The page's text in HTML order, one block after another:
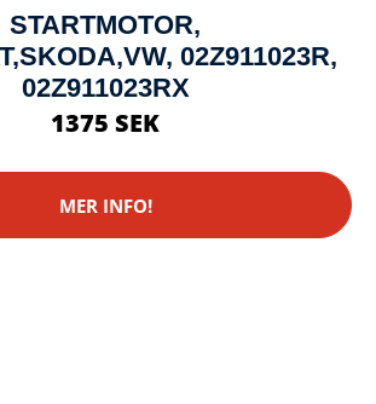
STARTMOTOR,
02Z911023R,
02Z911023RX
1375 SEK
MER INFO!